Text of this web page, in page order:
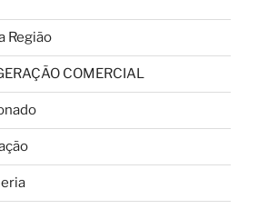
Região
COMERCIAL